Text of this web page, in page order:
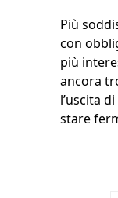
Più
con
più
ancora
l’uscita
stare